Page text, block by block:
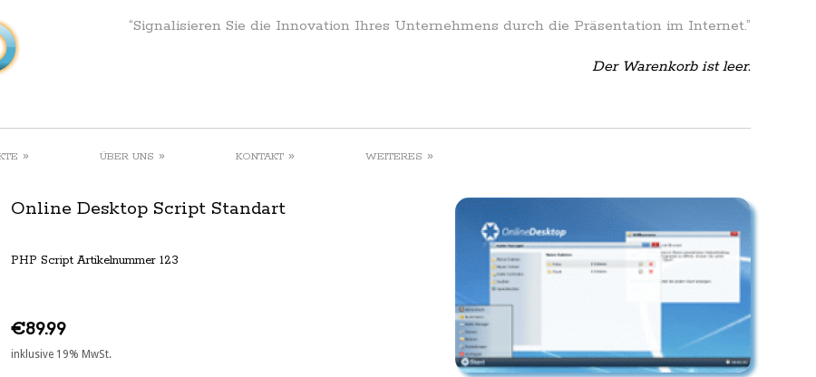
“Signalisieren Sie die Innovation Ihres Unternehmens durch die Präsentation im Internet.”
Der Warenkorb ist leer.
» ÜBER UNS » KONTAKT » WEITERES »
Online Desktop Script Standart
PHP Script Artikelnummer 123
€89.99
inklusive 19% MwSt.